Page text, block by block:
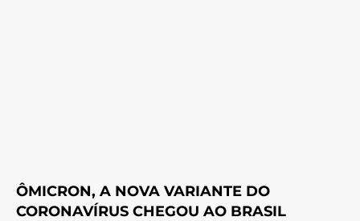
ÔMICRON, A NOVA VARIANTE DO
CORONAVÍRUS CHEGOU AO BRASIL